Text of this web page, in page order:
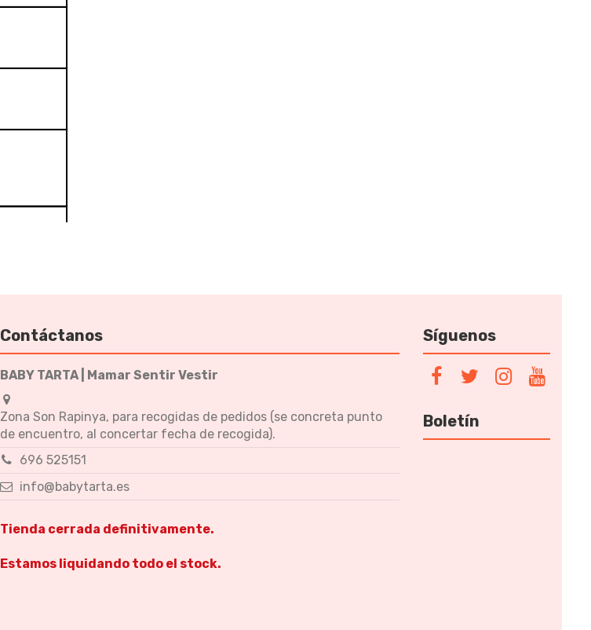
Contáctanos
BABY TARTA | Mamar Sentir Vestir
Zona Son Rapinya, para recogidas de pedidos (se concreta punto
de encuentro, al concertar fecha de recogida).
696 525151
info@babytarta.es
Tienda cerrada definitivamente.
Estamos liquidando todo el stock.
Síguenos
Boletín